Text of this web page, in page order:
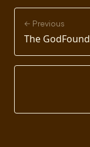
← Previous
The